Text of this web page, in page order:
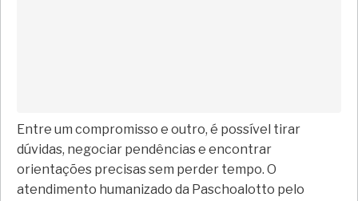
Entre um compromisso e outro, é possível tirar
dúvidas, negociar pendências e encontrar
orientações precisas sem perder tempo. O
atendimento humanizado da Paschoalotto pelo